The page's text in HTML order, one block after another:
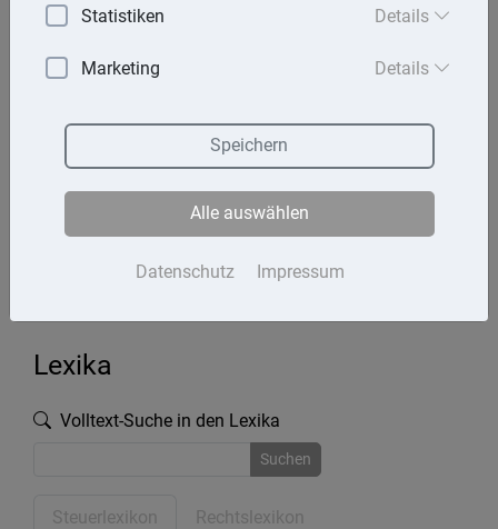
Kontakt
Datenschutz
Lexika
Volltext-Suche in den Lexika
Suchen
Steuerlexikon Rechtslexikon
Statistiken Details
Marketing Details
Datenschutz Impressum
Speichern
Alle auswählen